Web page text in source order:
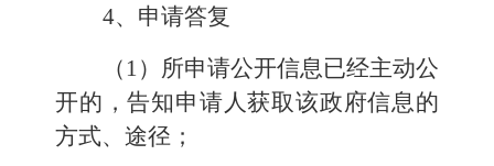
4、申请答复
（1）所申请公开信息已经主动公
开的，告知申请人获取该政府信息的
方式、途径；